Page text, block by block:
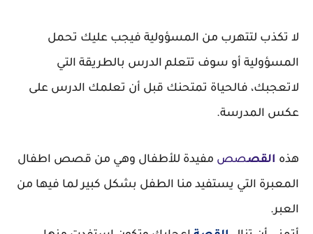
لا تكذب لتتهرب من المسؤولية فيجب عليك تحمل
المسؤولية أو سوف تتعلم الدرس بالطريقة التي
لاتعجبك، فالحياة تمتحنك قبل أن تعلمك الدرس على
عكس المدرسة.
هذه القصصص مفيدة للأطفال وهي من قصص اطفال
المعبرة التي يستفيد منا الطفل بشكل كبير لما فيها من
العبر.